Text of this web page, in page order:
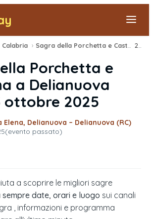
›
Porchetta e
a Delianuova
ottobre 2025
Elena, Delianuova – Delianuova (RC)
(evento passato)
a scoprire le migliori sagre
sempre date, orari e luogo sui canali
, informazioni e programma